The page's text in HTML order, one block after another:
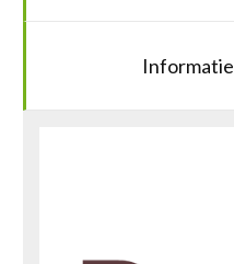
Informatie